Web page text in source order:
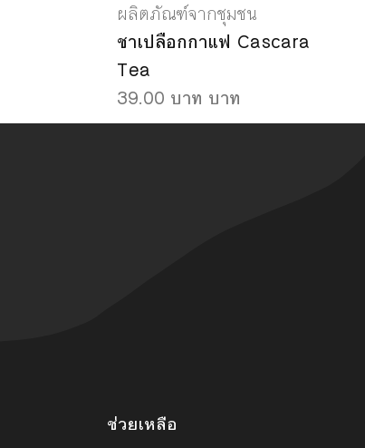
ผลิตภัณฑ์จากชุมชน
ชาเปลือกกาแฟ Cascara
Tea
39.00 บาท บาท
ช่วยเหลือ